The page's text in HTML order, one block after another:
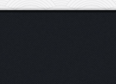
439€